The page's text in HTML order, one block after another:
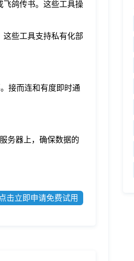
飞鸽传书。这些工具操
些工具支持私有化部
接而连和有度即时通
务器上，确保数据的
点击立即申请免费试用